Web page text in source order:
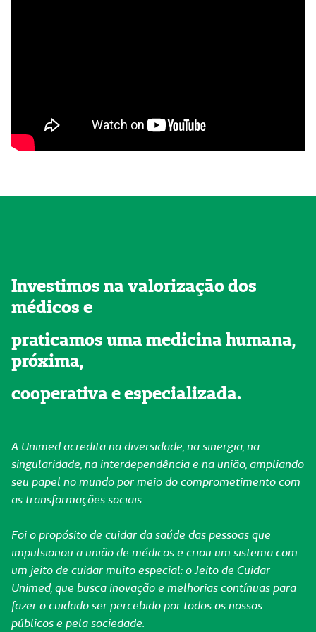
Investimos na valorização dos
médicos e
praticamos uma medicina humana,
próxima,
cooperativa e especializada.
A Unimed acredita na diversidade, na sinergia, na
singularidade, na interdependência e na união, ampliando
seu papel no mundo por meio do comprometimento com
as transformações sociais.
Foi o propósito de cuidar da saúde das pessoas que
impulsionou a união de médicos e criou um sistema com
um jeito de cuidar muito especial: o Jeito de Cuidar
Unimed, que busca inovação e melhorias contínuas para
fazer o cuidado ser percebido por todos os nossos
públicos e pela sociedade.